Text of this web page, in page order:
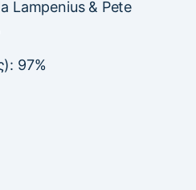
Lampenius & Pete
97%